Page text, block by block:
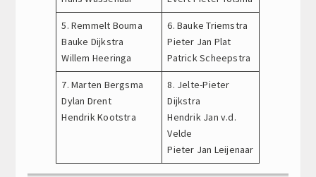
5. Remmelt Bouma
Bauke Dijkstra
Willem Heeringa
6. Bauke Triemstra
Pieter Jan Plat
Patrick Scheepstra
7. Marten Bergsma
Dylan Drent
Hendrik Kootstra
8. Jelte-Pieter
Dijkstra
Hendrik Jan v.d.
Velde
Pieter Jan Leijenaar